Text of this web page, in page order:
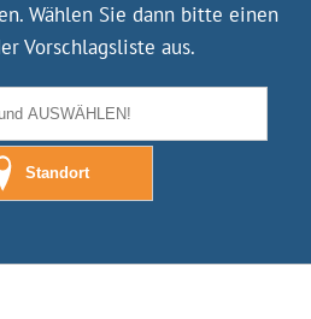
Wählen Sie dann bitte einen
Vorschlagsliste aus.
Standort